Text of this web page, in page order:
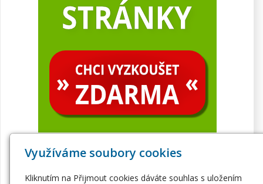
Využíváme soubory cookies
Kliknutím na Přijmout cookies dáváte souhlas s uložením